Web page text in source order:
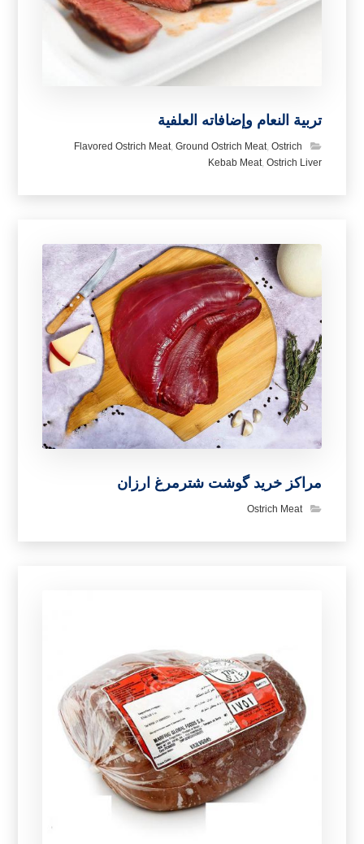
تربية النعام وإضافاته العلفية
Flavored Ostrich Meat, Ground Ostrich Meat, Ostrich
Kebab Meat, Ostrich Liver
مراکز خرید گوشت شترمرغ ارزان
Ostrich Meat